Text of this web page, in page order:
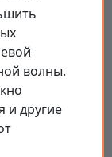
волны.
и другие